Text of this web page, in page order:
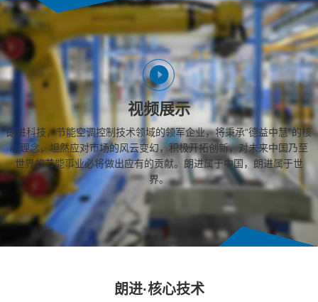
视频展示
朗进科技，节能空调控制技术领域的领军企业，将秉承“德益中慧”的核
心理念，坦然应对市场的风云变幻，积极开拓创新，对未来中国乃至
世界的节能事业必将做出应有的贡献。朗进属于中国，朗进属于世
界。
朗进·核心技术